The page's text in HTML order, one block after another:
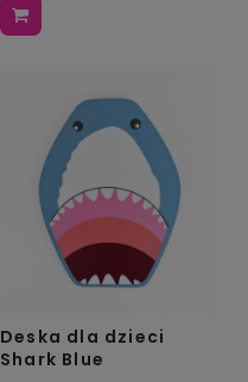
Deska dla dzieci
Shark Blue